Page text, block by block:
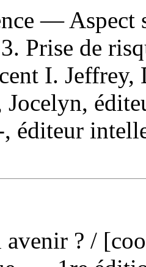
—
Prise de
I.
Jocelyn,
éditeur
avenir ? /